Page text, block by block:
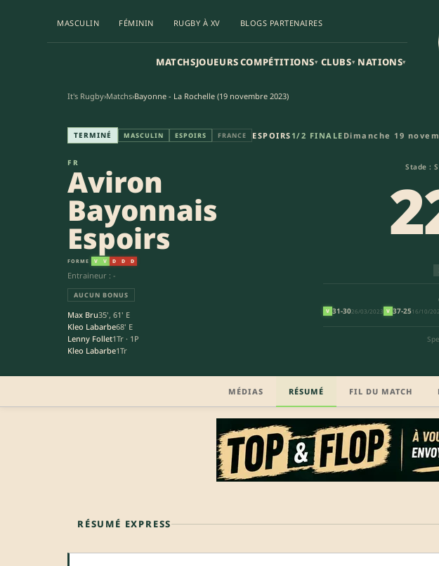
MASCULIN FÉMININ RUGBY À XV BLOGS PARTENAIRES
MATCHSJOUEURSCOMPÉTITIONS▾ CLUBS▾ NATIONS▾
It's Rugby›Matchs›Bayonne - La Rochelle (19 novembre 2023)
Aviron Bayonnais Espoirs - Atlantique
TERMINÉ MASCULIN ESPOIRS FRANCE ESPOIRS 1/2 FINALE Dimanche 19
FR
Aviron
Bayonnais
Espoirs
FORME V V D D D
Entraineur : -
AUCUN BONUS
Max Bru35', 61' E
Kleo Labarbe68' E
Lenny Follet1Tr · 1P
Kleo Labarbe1Tr
Stade :
V 31-3026/03/2023 V 37-2516/10/
MÉDIAS RÉSUMÉ FIL DU MATCH
RÉSUMÉ EXPRESS